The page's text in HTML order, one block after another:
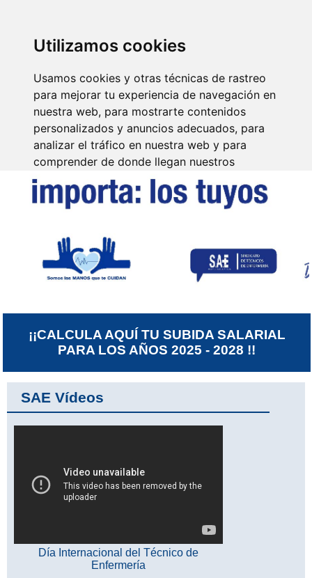
Utilizamos cookies
Usamos cookies y otras técnicas de rastreo
para mejorar tu experiencia de navegación en
nuestra web, para mostrarte contenidos
personalizados y anuncios adecuados, para
analizar el tráfico en nuestra web y para
comprender de donde llegan nuestros
visitantes.
Configurar
¡¡CALCULA AQUÍ TU SUBIDA SALARIAL
PARA LOS AÑOS 2025 - 2028 !!
SAE Vídeos
Día Internacional del Técnico de
Enfermería